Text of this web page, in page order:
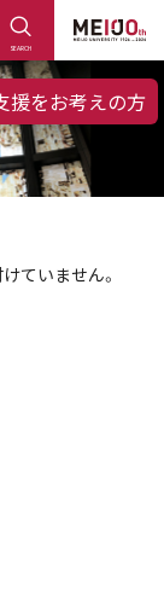
SEARCH
援をお考えの方
ていません。